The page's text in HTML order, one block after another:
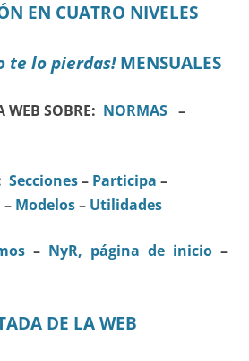
EN CUATRO NIVELES
te lo pierdas!MENSUALES
WEB SOBRE: NORMAS –
Secciones– Participa –
– Modelos– Utilidades
– NyR, página de inicio –
DE LA WEB